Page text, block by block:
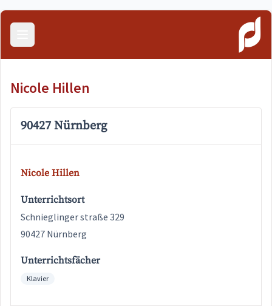
Menü öffnen
Nicole Hillen
90427 Nürnberg
Nicole Hillen
Unterrichtsort
Schnieglinger straße 329
90427 Nürnberg
Unterrichtsfächer
Klavier